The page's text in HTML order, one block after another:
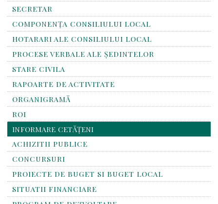
SECRETAR
COMPONENȚA CONSILIULUI LOCAL
HOTARARI ALE CONSILIULUI LOCAL
PROCESE VERBALE ALE ȘEDINTELOR
STARE CIVILA
RAPOARTE DE ACTIVITATE
ORGANIGRAMĂ
ROI
INFORMARE CETĂȚENI
ACHIZITII PUBLICE
CONCURSURI
PROIECTE DE BUGET SI BUGET LOCAL
SITUATII FINANCIARE